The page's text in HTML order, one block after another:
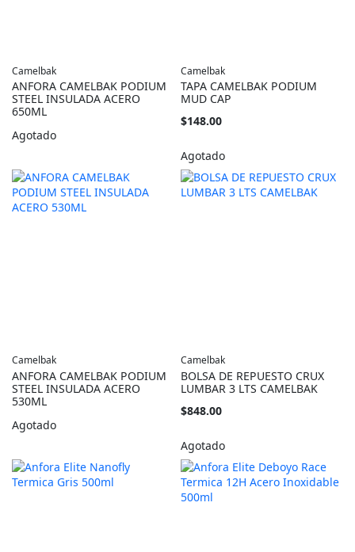
Camelbak
ANFORA CAMELBAK PODIUM
STEEL INSULADA ACERO
650ML
Agotado
Camelbak
TAPA CAMELBAK PODIUM
MUD CAP
$148.00
Agotado
Camelbak
ANFORA CAMELBAK PODIUM
STEEL INSULADA ACERO
530ML
Agotado
Camelbak
BOLSA DE REPUESTO CRUX
LUMBAR 3 LTS CAMELBAK
$848.00
Agotado